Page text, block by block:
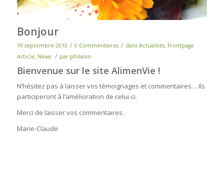
Bonjour
19 septembre 2015 / 0 Commentaires / dans Actualités, Frontpage
Article, News / par philalim
Bienvenue sur le site AlimenVie !
N’hésitez pas à laisser vos témoignages et commentaires… Ils
participeront à l’amélioration de celui-ci.
Merci de laisser vos commentaires.
Marie-Claude